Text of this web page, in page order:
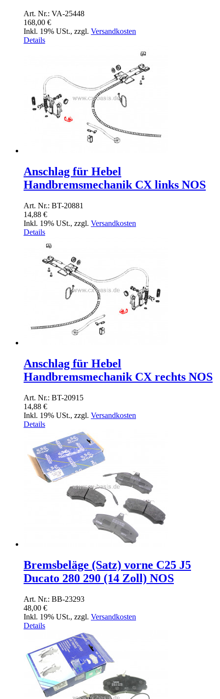
Art. Nr.: VA-25448
168,00 €
Inkl. 19% USt., zzgl. Versandkosten
Details
Anschlag für Hebel
Handbremsmechanik CX links NOS
Art. Nr.: BT-20881
14,88 €
Inkl. 19% USt., zzgl. Versandkosten
Details
Anschlag für Hebel
Handbremsmechanik CX rechts NOS
Art. Nr.: BT-20915
14,88 €
Inkl. 19% USt., zzgl. Versandkosten
Details
Bremsbeläge (Satz) vorne C25 J5
Ducato 280 290 (14 Zoll) NOS
Art. Nr.: BB-23293
48,00 €
Inkl. 19% USt., zzgl. Versandkosten
Details